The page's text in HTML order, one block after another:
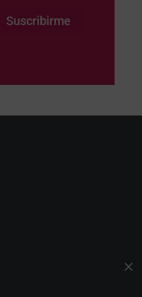
M
Suscribirme